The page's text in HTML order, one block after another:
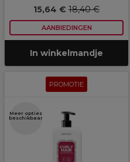
15,64 € 18,40 €
AANBIEDINGEN
In winkelmandje
PROMOTIE
Meer opties
beschikbaar